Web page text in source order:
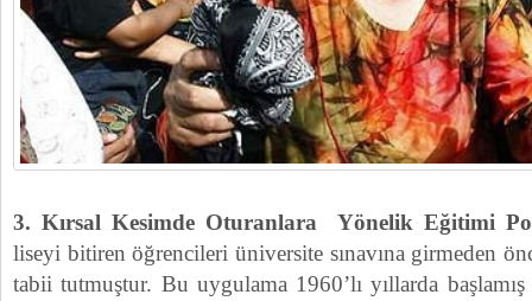
3. Kırsal Kesimde Oturanlara Yönelik Eğitimi
liseyi bitiren öğrencileri üniversite sınavına girmeden
tabii tutmuştur. Bu uygulama 1960’lı yıllarda